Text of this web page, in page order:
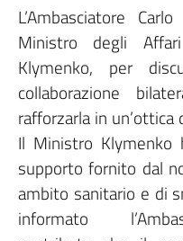
L’Ambasciatore
Ministro degli
Klymenko, per
collaborazione
rafforzarla in
Il Ministro Klymenko
supporto fornito dal
ambito sanitario e di
informato